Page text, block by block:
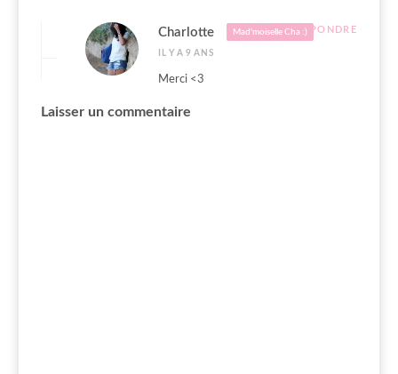
Charlotte Mad'moiselle Cha :)
IL Y A 9 ANS
RÉPONDRE
Merci <3
Laisser un commentaire